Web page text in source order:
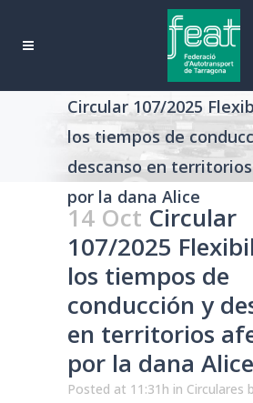
Circular 107/2025
los tiempos de
descanso en
por la dana Alice
14 Oct Circular
107/2025
los tiempos de
conducción y
en territorios
por la dana Alice
Posted at 11:31h in Circulares